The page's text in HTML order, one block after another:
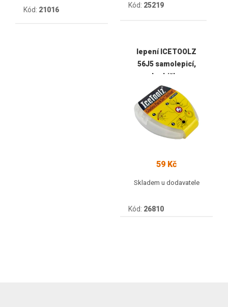
Kód: 21016
Kód: 25219
lepení ICETOOLZ
56J5 samolepicí,
krabička
59 Kč
Skladem u dodavatele
Kód: 26810